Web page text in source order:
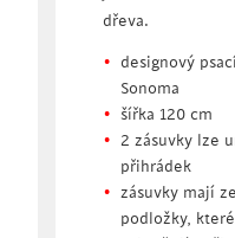
dřeva.
designový
Sonoma
šířka 120 cm
2 zásuvky lze
přihrádek
zásuvky mají
podložky,